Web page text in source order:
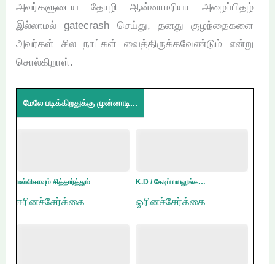
அவர்களுடைய தோழி ஆன்னாமரியா அழைப்பிதழ்
இல்லாமல் gatecrash செய்து, தனது குழந்தைகளை
அவர்கள் சில நாட்கள் வைத்திருக்கவேண்டும் என்று
சொல்கிறாள்.
மேலே படிக்கிறதுக்கு முன்னாடி...
மல்லிகாவும் சித்தார்த்தும்
ஈரினச்சேர்க்கை
K.D / கேடிப் பயலுங்க…
ஓரினச்சேர்க்கை